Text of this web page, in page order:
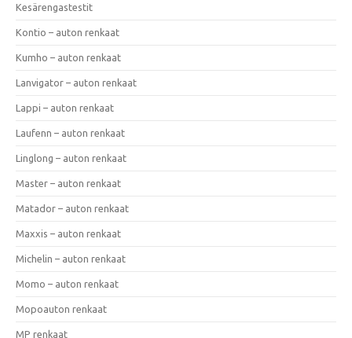
Kesärengastestit
Kontio – auton renkaat
Kumho – auton renkaat
Lanvigator – auton renkaat
Lappi – auton renkaat
Laufenn – auton renkaat
Linglong – auton renkaat
Master – auton renkaat
Matador – auton renkaat
Maxxis – auton renkaat
Michelin – auton renkaat
Momo – auton renkaat
Mopoauton renkaat
MP renkaat